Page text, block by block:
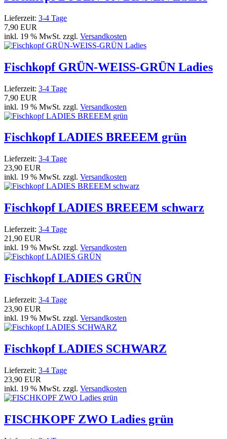
Lieferzeit: 3-4 Tage
7,90 EUR
inkl. 19 % MwSt. zzgl. Versandkosten
Fischkopf GRÜN-WEISS-GRÜN Ladies
Lieferzeit: 3-4 Tage
7,90 EUR
inkl. 19 % MwSt. zzgl. Versandkosten
Fischkopf LADIES BREEEM grün
Lieferzeit: 3-4 Tage
23,90 EUR
inkl. 19 % MwSt. zzgl. Versandkosten
Fischkopf LADIES BREEEM schwarz
Lieferzeit: 3-4 Tage
21,90 EUR
inkl. 19 % MwSt. zzgl. Versandkosten
Fischkopf LADIES GRÜN
Lieferzeit: 3-4 Tage
23,90 EUR
inkl. 19 % MwSt. zzgl. Versandkosten
Fischkopf LADIES SCHWARZ
Lieferzeit: 3-4 Tage
23,90 EUR
inkl. 19 % MwSt. zzgl. Versandkosten
FISCHKOPF ZWO Ladies grün